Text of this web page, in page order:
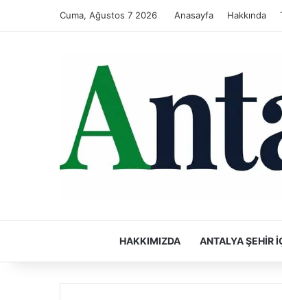
Cuma, Ağustos 7 2026 Anasayfa Hakkında
HAKKIMIZDA ANTALYA ŞEHIR